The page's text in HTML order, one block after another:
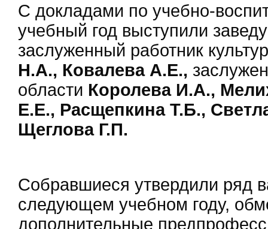
С докладами по учебно-
учебный год выступили
заслуженный работник
Н.А., Ковалева А.Е.,
области Королева И.А.,
Е.Е., Расщепкина Т.Б.,
Щеглова Г.П.
Собравшиеся утвердили ряд
следующем учебном году,
дополнительные